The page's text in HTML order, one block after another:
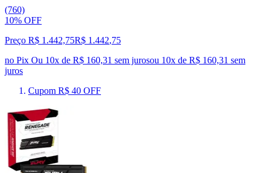
(760)
10% OFF
Preço R$ 1.442,75R$ 1.442,75
no Pix Ou 10x de R$ 160,31 sem jurosou 10x de R$ 160,31 sem
juros
Cupom R$ 40 OFF